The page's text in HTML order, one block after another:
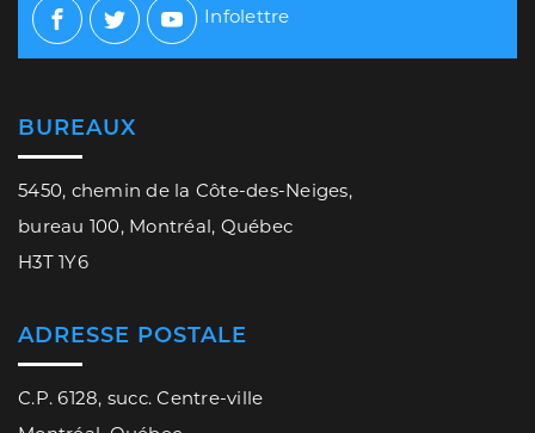
Facebook
TwitterYoutube
Infolettre
BUREAUX
5450, chemin de la Côte-des-Neiges,
bureau 100, Montréal, Québec
H3T 1Y6
ADRESSE POSTALE
C.P. 6128, succ. Centre-ville